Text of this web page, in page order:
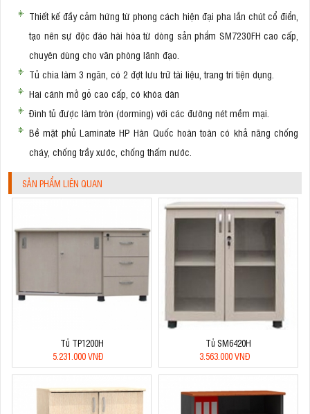
Thiết kế đầy cảm hứng từ phong cách hiện đại pha lẫn chút cổ điển,
tạo nên sự độc đáo hài hòa từ dòng sản phẩm SM7230FH cao cấp,
chuyên dùng cho văn phòng lãnh đạo.
Tủ chia làm 3 ngăn, có 2 đợt lưu trữ tài liệu, trang trí tiện dụng.
Hai cánh mở gỗ cao cấp, có khóa dàn
Đình tủ được làm tròn (dorming) với các đường nét mềm mại.
Bề mặt phủ Laminate HP Hàn Quốc hoàn toàn có khả năng chống
cháy, chống trầy xước, chống thấm nước.
SẢN PHẨM LIÊN QUAN
Tủ TP1200H
5.231.000 VNĐ
Tủ SM6420H
3.563.000 VNĐ